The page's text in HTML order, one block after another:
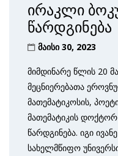
ირაკლი
წარდგინება
მაისი 30, 2023
მიმდინარე წლის 20
მეცნიერებათა
მათემატიკოსის,
მათემატიკის დოქტორ
წარდგინება. იგი
სახელმწიფო